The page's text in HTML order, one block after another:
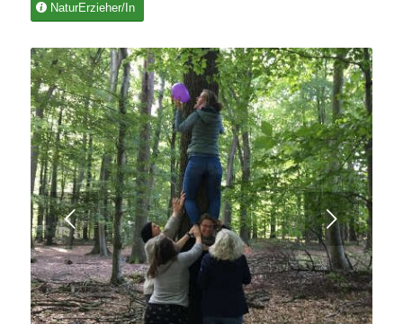
NaturErzieher/In
Weiter